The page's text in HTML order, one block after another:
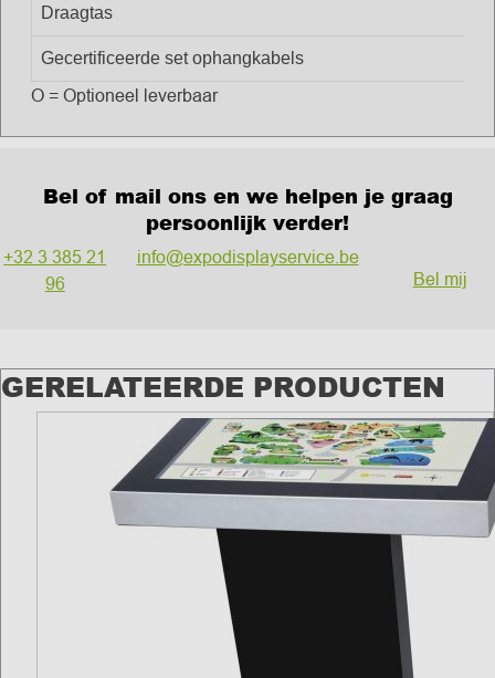
Draagtas
Gecertificeerde set ophangkabels
O = Optioneel leverbaar
Bel of mail ons en we helpen je graag
persoonlijk verder!
+32 3 385 21
96
info@expodisplayservice.be
Bel mij
GERELATEERDE PRODUCTEN